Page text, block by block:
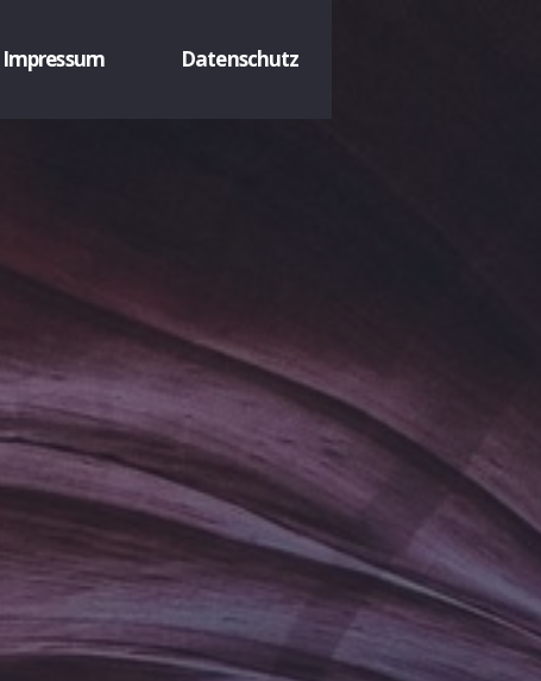
Impressum Datenschutz